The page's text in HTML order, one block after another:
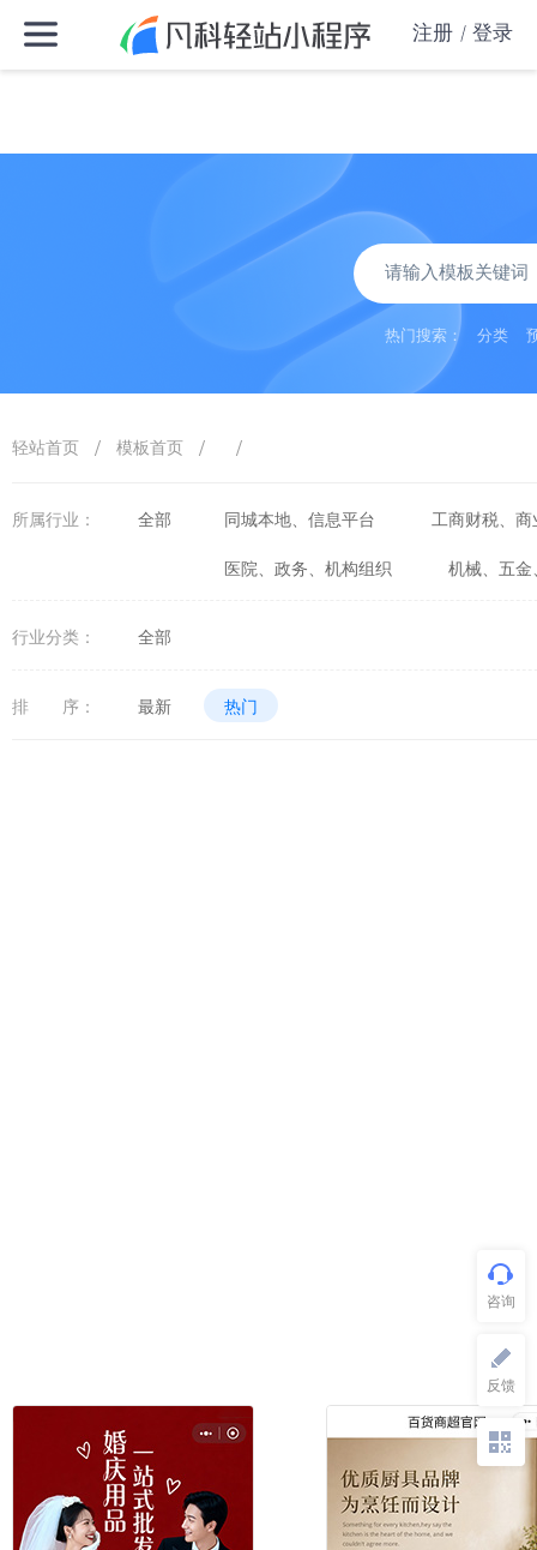
注册 登录
热门搜索： 分类
轻站首页 / 模板首页 / /
所属行业： 全部 同城本地、信息平台 工商财税、
医院、政务、机构组织 机械、五
行业分类： 全部
排 序： 最新 热门